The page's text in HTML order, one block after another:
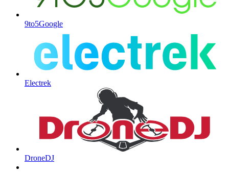
9to5Google
Electrek
DroneDJ